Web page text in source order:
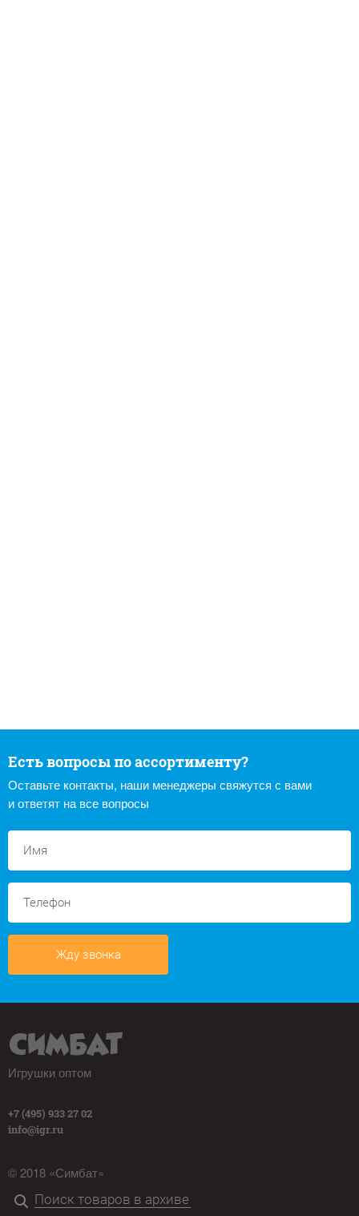
Есть вопросы по ассортименту?
Оставьте контакты, наши менеджеры свяжутся с вами
и ответят на все вопросы
Жду звонка
Игрушки оптом
+7 (495) 933 27 02
info@igr.ru
© 2018 «Симбат»